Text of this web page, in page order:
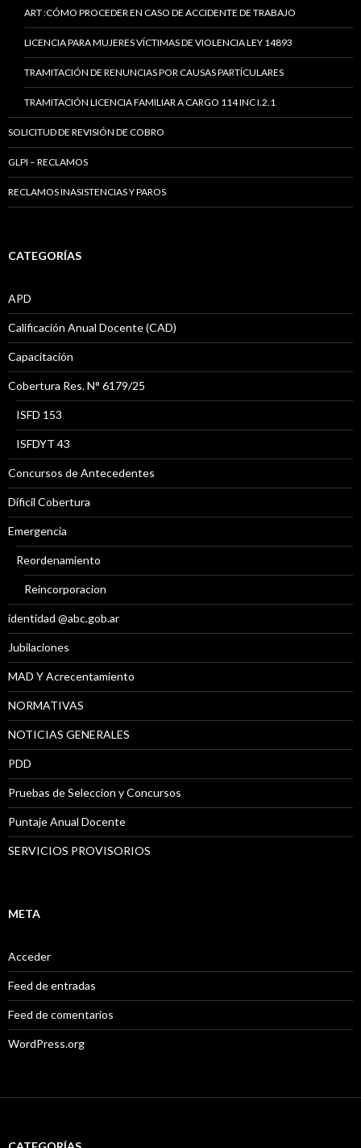
ART :CÓMO PROCEDER EN CASO DE ACCIDENTE DE TRABAJO
LICENCIA PARA MUJERES VÍCTIMAS DE VIOLENCIA LEY 14893
TRAMITACIÓN DE RENUNCIAS POR CAUSAS PARTÍCULARES
TRAMITACIÓN LICENCIA FAMILIAR A CARGO 114 INC I.2.1
SOLICITUD DE REVISIÓN DE COBRO
GLPI – RECLAMOS
RECLAMOS INASISTENCIAS Y PAROS
CATEGORÍAS
APD
Calificación Anual Docente (CAD)
Capacitación
Cobertura Res. N° 6179/25
ISFD 153
ISFDYT 43
Concursos de Antecedentes
Díficil Cobertura
Emergencia
Reordenamiento
Reincorporacion
identidad @abc.gob.ar
Jubilaciones
MAD Y Acrecentamiento
NORMATIVAS
NOTICIAS GENERALES
PDD
Pruebas de Seleccion y Concursos
Puntaje Anual Docente
SERVICIOS PROVISORIOS
META
Acceder
Feed de entradas
Feed de comentarios
WordPress.org